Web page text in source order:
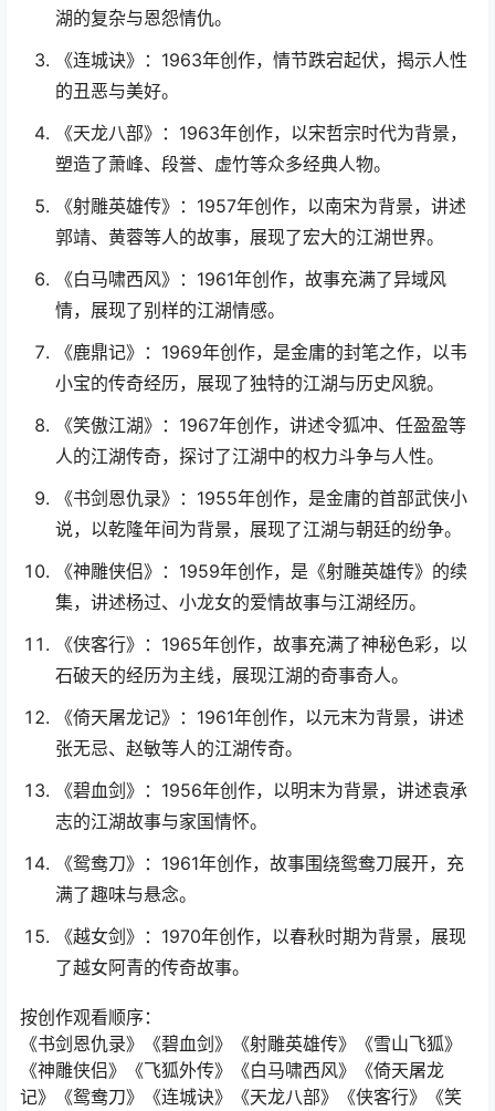
湖的复杂与恩怨情仇。
《连城诀》：1963年创作，情节跌宕起伏，揭示人性
的丑恶与美好。
《天龙八部》：1963年创作，以宋哲宗时代为背景，
塑造了萧峰、段誉、虚竹等众多经典人物。
《射雕英雄传》：1957年创作，以南宋为背景，讲述
郭靖、黄蓉等人的故事，展现了宏大的江湖世界。
《白马啸西风》：1961年创作，故事充满了异域风
情，展现了别样的江湖情感。
《鹿鼎记》：1969年创作，是金庸的封笔之作，以韦
小宝的传奇经历，展现了独特的江湖与历史风貌。
《笑傲江湖》：1967年创作，讲述令狐冲、任盈盈等
人的江湖传奇，探讨了江湖中的权力斗争与人性。
《书剑恩仇录》：1955年创作，是金庸的首部武侠小
说，以乾隆年间为背景，展现了江湖与朝廷的纷争。
《神雕侠侣》：1959年创作，是《射雕英雄传》的续
集，讲述杨过、小龙女的爱情故事与江湖经历。
《侠客行》：1965年创作，故事充满了神秘色彩，以
石破天的经历为主线，展现江湖的奇事奇人。
《倚天屠龙记》：1961年创作，以元末为背景，讲述
张无忌、赵敏等人的江湖传奇。
《碧血剑》：1956年创作，以明末为背景，讲述袁承
志的江湖故事与家国情怀。
《鸳鸯刀》：1961年创作，故事围绕鸳鸯刀展开，充
满了趣味与悬念。
《越女剑》：1970年创作，以春秋时期为背景，展现
了越女阿青的传奇故事。
按创作观看顺序：
《书剑恩仇录》《碧血剑》《射雕英雄传》《雪山飞狐》
《神雕侠侣》《飞狐外传》《白马啸西风》《倚天屠龙
记》《鸳鸯刀》《连城诀》《天龙八部》《侠客行》《笑